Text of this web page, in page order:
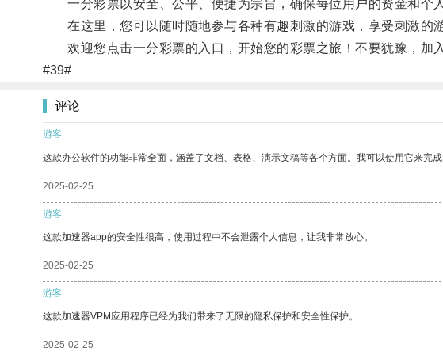
一分彩票以安全、公平、便捷为宗旨，确保每位用户的资金和个人
在这里，您可以随时随地参与各种有趣刺激的游戏，享受刺激的游
欢迎您点击一分彩票的入口，开始您的彩票之旅！不要犹豫，加
#39#
评论
游客
这款办公软件的功能非常全面，涵盖了文档、表格、演示文稿等各个方面。我可以使用它来完
2025-02-25
游客
这款加速器app的安全性很高，使用过程中不会泄露个人信息，让我非常放心。
2025-02-25
游客
这款加速器VPM应用程序已经为我们带来了无限的隐私保护和安全性保护。
2025-02-25